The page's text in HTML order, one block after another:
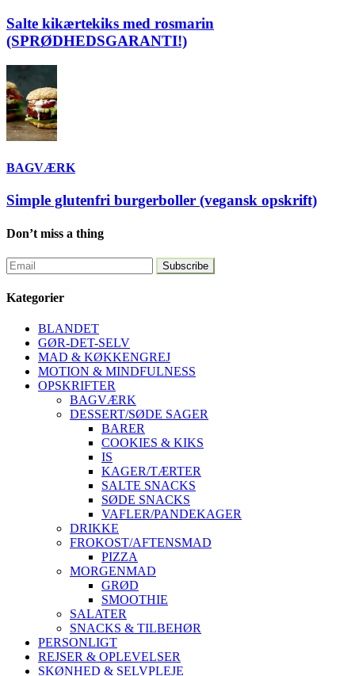
Salte kikærtekiks med rosmarin
(SPRØDHEDSGARANTI!)
BAGVÆRK
Simple glutenfri burgerboller (vegansk opskrift)
Don’t miss a thing
Kategorier
BLANDET
GØR-DET-SELV
MAD & KØKKENGREJ
MOTION & MINDFULNESS
OPSKRIFTER
BAGVÆRK
DESSERT/SØDE SAGER
BARER
COOKIES & KIKS
IS
KAGER/TÆRTER
SALTE SNACKS
SØDE SNACKS
VAFLER/PANDEKAGER
DRIKKE
FROKOST/AFTENSMAD
PIZZA
MORGENMAD
GRØD
SMOOTHIE
SALATER
SNACKS & TILBEHØR
PERSONLIGT
REJSER & OPLEVELSER
SKØNHED & SELVPLEJE